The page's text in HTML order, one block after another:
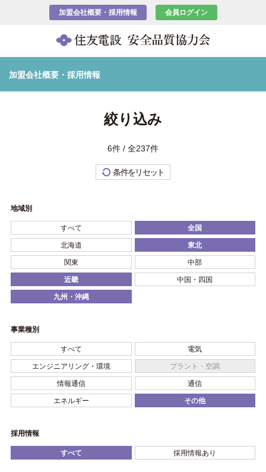
加盟会社概要・採用情報 会員ログイン
加盟会社概要・採用情報
絞り込み
6件 / 全237件
条件をリセット
地域別
すべて 全国
北海道 東北
関東 中部
近畿 中国・四国
九州・沖縄
事業種別
すべて 電気
エンジニアリング・環境 プラント・空調
情報通信 通信
エネルギー その他
採用情報
すべて 採用情報あり